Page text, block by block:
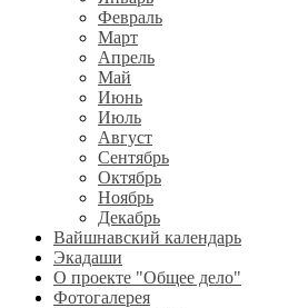
Февраль
Март
Апрель
Май
Июнь
Июль
Август
Сентябрь
Октябрь
Ноябрь
Декабрь
Вайшнавский календарь
Экадаши
О проекте "Общее дело"
Фотогалерея